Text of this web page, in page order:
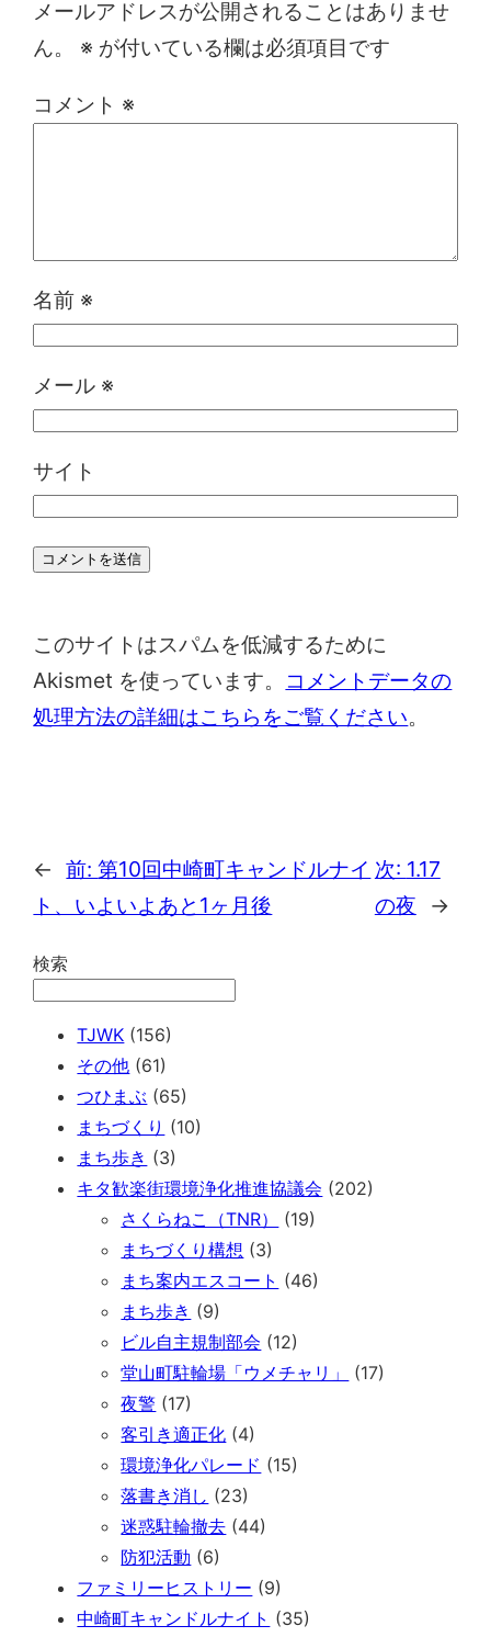
メールアドレスが公開されることはありませ
ん。
※ が付いている欄は必須項目です
コメント ※
名前 ※
メール ※
サイト
このサイトはスパムを低減するために
Akismet を使っています。
コメントデータの
処理方法の詳細はこちらをご覧ください。
← 前:第10回中崎町キャンドルナイ
ト、いよいよあと1ヶ月後
次: 1.17
の夜
→
検索
TJWK (156)
その他 (61)
つひまぶ (65)
まちづくり (10)
まち歩き (3)
キタ歓楽街環境浄化推進協議会 (202)
さくらねこ（TNR）
(19)
まちづくり構想 (3)
まち案内エスコート (46)
まち歩き (9)
ビル自主規制部会 (12)
堂山町駐輪場「ウメチャリ」
(17)
夜警 (17)
客引き適正化 (4)
環境浄化パレード (15)
落書き消し (23)
迷惑駐輪撤去 (44)
防犯活動 (6)
ファミリーヒストリー (9)
中崎町キャンドルナイト (35)